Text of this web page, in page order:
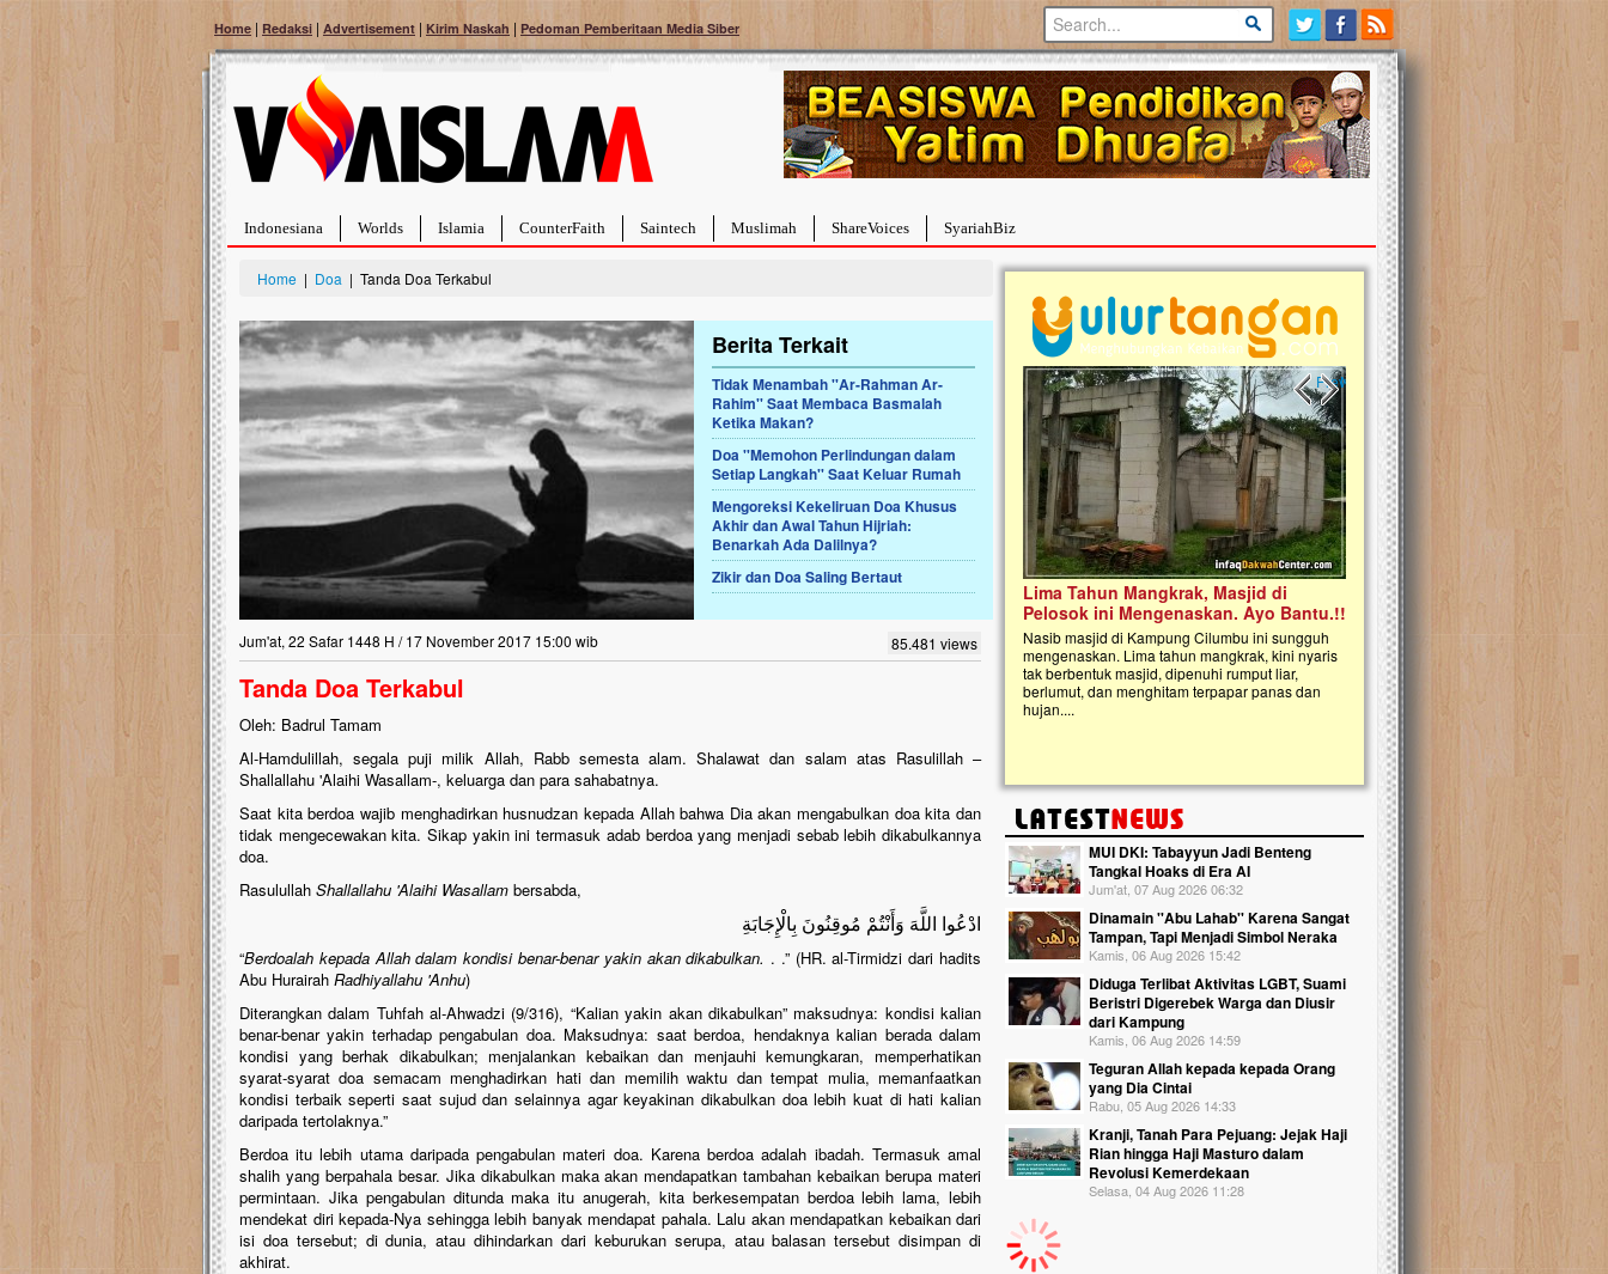
Home | Redaksi | Advertisement | Kirim Naskah | Pedoman Pemberitaan Media Siber
Indonesiana Worlds Islamia CounterFaith Saintech Muslimah ShareVoices SyariahBiz
Home | Doa | Tanda Doa Terkabul
Berita Terkait
Tidak Menambah ''Ar-Rahman Ar-
Rahim'' Saat Membaca Basmalah
Ketika Makan?
Doa ''Memohon Perlindungan dalam
Setiap Langkah'' Saat Keluar Rumah
Mengoreksi Kekeliruan Doa Khusus
Akhir dan Awal Tahun Hijriah:
Benarkah Ada Dalilnya?
Zikir dan Doa Saling Bertaut
Jum'at, 22 Safar 1448 H / 17 November 2017 15:00 wib 85.481 views
Tanda Doa Terkabul
Oleh: Badrul Tamam
Al-Hamdulillah, segala puji milik Allah, Rabb semesta alam. Shalawat dan salam atas Rasulillah –
Shallallahu 'Alaihi Wasallam-, keluarga dan para sahabatnya.
Saat kita berdoa wajib menghadirkan husnudzan kepada Allah bahwa Dia akan mengabulkan doa kita dan
tidak mengecewakan kita. Sikap yakin ini termasuk adab berdoa yang menjadi sebab lebih dikabulkannya
doa.
Rasulullah Shallallahu 'Alaihi Wasallam bersabda,
ادْعُوا اللَّهَ وَأَنْتُمْ مُوقِنُونَ بِالْإِجَابَةِ
“Berdoalah kepada Allah dalam kondisi benar-benar yakin akan dikabulkan. . .” (HR. al-Tirmidzi dari hadits
Abu Hurairah Radhiyallahu 'Anhu)
Diterangkan dalam Tuhfah al-Ahwadzi (9/316), “Kalian yakin akan dikabulkan” maksudnya: kondisi kalian
benar-benar yakin terhadap pengabulan doa. Maksudnya: saat berdoa, hendaknya kalian berada dalam
kondisi yang berhak dikabulkan; menjalankan kebaikan dan menjauhi kemungkaran, memperhatikan
syarat-syarat doa semacam menghadirkan hati dan memilih waktu dan tempat mulia, memanfaatkan
kondisi terbaik seperti saat sujud dan selainnya agar keyakinan dikabulkan doa lebih kuat di hati kalian
daripada tertolaknya.”
Berdoa itu lebih utama daripada pengabulan materi doa. Karena berdoa adalah ibadah. Termasuk amal
shalih yang berpahala besar. Jika dikabulkan maka akan mendapatkan tambahan kebaikan berupa materi
permintaan. Jika pengabulan ditunda maka itu anugerah, kita berkesempatan berdoa lebih lama, lebih
mendekat diri kepada-Nya sehingga lebih banyak mendapat pahala. Lalu akan mendapatkan kebaikan dari
isi doa tersebut; di dunia, atau dihindarkan dari keburukan serupa, atau balasan tersebut disimpan di
akhirat.
Previous slide
Next slide
Bantu Naura, Balita Hebat Sembuh Dari
Tumor Pembuluh Darah
Hidup Naura Salsabila dipenuhi dengan
rintangan yang sangat berat. Meskipun baru
berusia sepuluh bulan, bayi yang imut ini harus
menghadapi penyakit yang dahsyat, yaitu tumor
pembuluh darah berukuran...
Lima Tahun Mangkrak, Masjid di
Nasib masjid di Kampung Cilumbu ini sungguh
mengenaskan. Lima tahun mangkrak, kini nyaris
Palestina Masih Berduka, Ayo Ulurkan
Tangan Bantu Mereka
Sahabat, Ulurtangan mari kirimkan dukungan
terbaikmu untuk warga Palestina di Gaza demi
menguatkan mereka menghadapi situasi
mencekam ini. Mari dukung mereka dengan
berdonasi dengan cara:...
Open Donasi Wakaf
Rumah Qur'an & TK Islam
Najjah di Jonggol
Saat ini, Ulurtangan bersama Yayasan
Najjahtul Islam Jonggol sedang merintis
pembangunan Rumah Qur’an dan
kanak Islam Terpadu (TKIT) An Najjah
Gedung Majelis Taklim di Jonggol,...
MUI DKI: Tabayyun Jadi Benteng
Tangkal Hoaks di Era AI
Jum'at, 07 Aug 2026 06:32
Dinamain ''Abu Lahab'' Karena Sangat
Tampan, Tapi Menjadi Simbol Neraka
Kamis, 06 Aug 2026 15:42
Diduga Terlibat Aktivitas LGBT, Suami
Beristri Digerebek Warga dan Diusir
dari Kampung
Kamis, 06 Aug 2026 14:59
Teguran Allah kepada kepada Orang
yang Dia Cintai
Rabu, 05 Aug 2026 14:33
Kranji, Tanah Para Pejuang: Jejak Haji
Rian hingga Haji Masturo dalam
Revolusi Kemerdekaan
Selasa, 04 Aug 2026 11:28